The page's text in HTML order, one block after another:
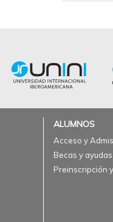
ALUMNOS
Acceso y
Becas y ayudas
Preinscripción